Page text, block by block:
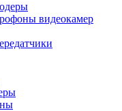
видеокамер